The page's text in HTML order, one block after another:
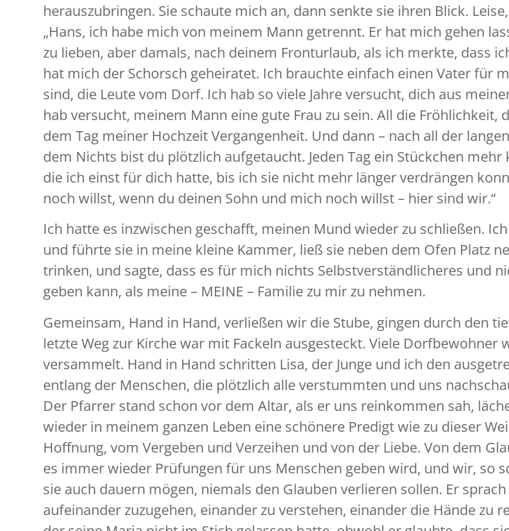
herauszubringen. Sie schaute mich an, dann senkte sie ihren Blick.
„Hans, ich habe mich von meinem Mann getrennt. Er hat mich gehen
zu lieben, aber damals, nach deinem Fronturlaub, als ich merkte, dass
hat mich der Schorsch geheiratet. Ich brauchte einfach einen Vater für
sind, die Leute vom Dorf. Ich hab so viele Jahre versucht, dich aus
hab versucht, meinem Mann eine gute Frau zu sein. All die
dem Tag meiner Hochzeit Vergangenheit. Und dann – nach all der
dem Nichts bist du plötzlich aufgetaucht. Jeden Tag ein Stückchen
die ich einst für dich hatte, bis ich sie nicht mehr länger verdrängen
noch willst, wenn du deinen Sohn und mich noch willst – hier sind wir.“
Ich hatte es inzwischen geschafft, meinen Mund wieder zu schließen.
und führte sie in meine kleine Kammer, ließ sie neben dem Ofen Platz
trinken, und sagte, dass es für mich nichts Selbstverständlicheres und
geben kann, als meine – MEINE – Familie zu mir zu nehmen.
Gemeinsam, Hand in Hand, verließen wir die Stube, gingen durch den
letzte Weg zur Kirche war mit Fackeln ausgesteckt. Viele Dorfbewohner
versammelt. Hand in Hand schritten Lisa, der Junge und ich den
entlang der Menschen, die plötzlich alle verstummten und uns
Der Pfarrer stand schon vor dem Altar, als er uns reinkommen sah,
wieder in meinem ganzen Leben eine schönere Predigt wie zu dieser
Hoffnung, vom Vergeben und Verzeihen und von der Liebe. Von dem
es immer wieder Prüfungen für uns Menschen geben wird, und wir, so
sie auch dauern mögen, niemals den Glauben verlieren sollen. Er
aufeinander zuzugehen, einander zu verstehen, einander die Hände zu